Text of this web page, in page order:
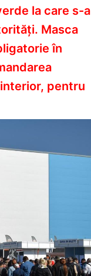
la care s-a
Masca
în
pentru